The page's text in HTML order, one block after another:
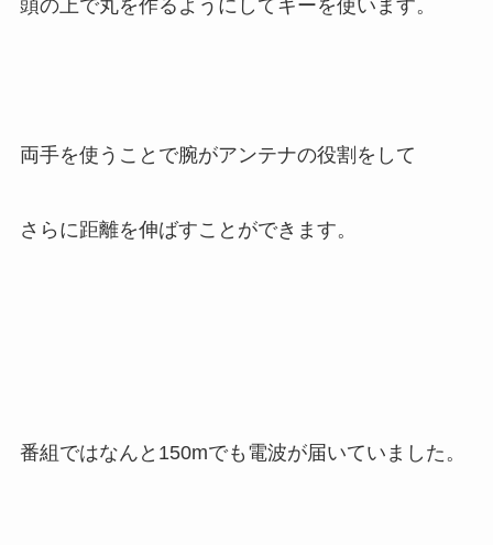
頭の上で丸を作るようにしてキーを使います。
両手を使うことで腕がアンテナの役割をして
さらに距離を伸ばすことができます。
番組ではなんと150mでも電波が届いていました。